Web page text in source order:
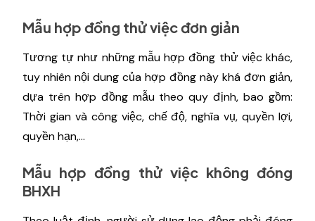
Mẫu hợp đồng thử việc đơn giản
Tương tự như những mẫu hợp đồng thử việc khác,
tuy nhiên nội dung của hợp đồng này khá đơn giản,
dựa trên hợp đồng mẫu theo quy định, bao gồm:
Thời gian và công việc, chế độ, nghĩa vụ, quyền lợi,
quyền hạn,...
Mẫu hợp đồng thử việc không đóng
BHXH